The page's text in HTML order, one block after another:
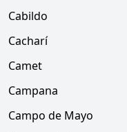
Cabildo
Cacharí
Camet
Campana
Campo de Mayo